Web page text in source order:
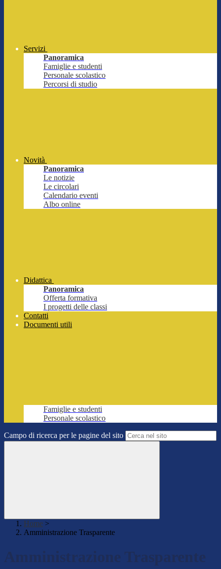
Servizi
Panoramica
Famiglie e studenti
Personale scolastico
Percorsi di studio
Novità
Panoramica
Le notizie
Le circolari
Calendario eventi
Albo online
Didattica
Panoramica
Offerta formativa
I progetti delle classi
Contatti
Documenti utili
Famiglie e studenti
Personale scolastico
Campo di ricerca per le pagine del sito
Home >
Amministrazione Trasparente
Amministrazione Trasparente